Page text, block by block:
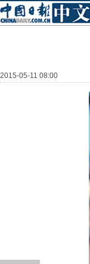
2015-05-11 08:00